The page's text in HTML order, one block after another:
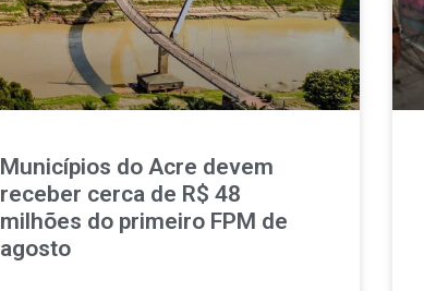
Municípios do Acre devem
receber cerca de R$ 48
milhões do primeiro FPM de
agosto